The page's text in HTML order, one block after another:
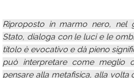
Riproposto in marmo nero, nel
Stato, dialoga con le luci e le
titolo è evocativo e dà pieno
può interpretare come meglio
pensare alla metafisica, alla volta